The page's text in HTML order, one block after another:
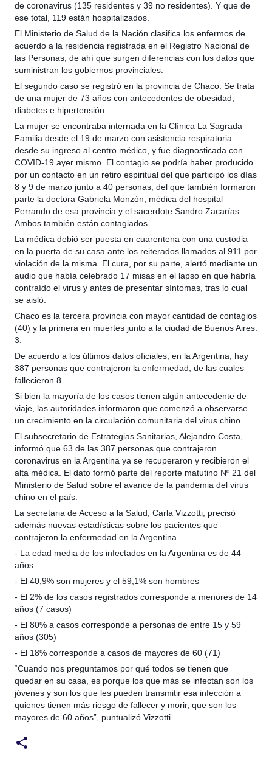
de coronavirus (135 residentes y 39 no residentes). Y que de
ese total, 119 están hospitalizados.
El Ministerio de Salud de la Nación clasifica los enfermos de
acuerdo a la residencia registrada en el Registro Nacional de
las Personas, de ahí que surgen diferencias con los datos que
suministran los gobiernos provinciales.
El segundo caso se registró en la provincia de Chaco. Se trata
de una mujer de 73 años con antecedentes de obesidad,
diabetes e hipertensión.
La mujer se encontraba internada en la Clínica La Sagrada
Familia desde el 19 de marzo con asistencia respiratoria
desde su ingreso al centro médico, y fue diagnosticada con
COVID-19 ayer mismo. El contagio se podría haber producido
por un contacto en un retiro espiritual del que participó los días
8 y 9 de marzo junto a 40 personas, del que también formaron
parte la doctora Gabriela Monzón, médica del hospital
Perrando de esa provincia y el sacerdote Sandro Zacarías.
Ambos también están contagiados.
La médica debió ser puesta en cuarentena con una custodia
en la puerta de su casa ante los reiterados llamados al 911 por
violación de la misma. El cura, por su parte, alertó mediante un
audio que había celebrado 17 misas en el lapso en que habría
contraído el virus y antes de presentar síntomas, tras lo cual
se aisló.
Chaco es la tercera provincia con mayor cantidad de contagios
(40) y la primera en muertes junto a la ciudad de Buenos Aires:
3.
De acuerdo a los últimos datos oficiales, en la Argentina, hay
387 personas que contrajeron la enfermedad, de las cuales
fallecieron 8.
Si bien la mayoría de los casos tienen algún antecedente de
viaje, las autoridades informaron que comenzó a observarse
un crecimiento en la circulación comunitaria del virus chino.
El subsecretario de Estrategias Sanitarias, Alejandro Costa,
informó que 63 de las 387 personas que contrajeron
coronavirus en la Argentina ya se recuperaron y recibieron el
alta médica. El dato formó parte del reporte matutino Nº 21 del
Ministerio de Salud sobre el avance de la pandemia del virus
chino en el país.
La secretaria de Acceso a la Salud, Carla Vizzotti, precisó
además nuevas estadísticas sobre los pacientes que
contrajeron la enfermedad en la Argentina.
- La edad media de los infectados en la Argentina es de 44
años
- El 40,9% son mujeres y el 59,1% son hombres
- El 2% de los casos registrados corresponde a menores de 14
años (7 casos)
- El 80% a casos corresponde a personas de entre 15 y 59
años (305)
- El 18% corresponde a casos de mayores de 60 (71)
“Cuando nos preguntamos por qué todos se tienen que
quedar en su casa, es porque los que más se infectan son los
jóvenes y son los que les pueden transmitir esa infección a
quienes tienen más riesgo de fallecer y morir, que son los
mayores de 60 años”, puntualizó Vizzotti.